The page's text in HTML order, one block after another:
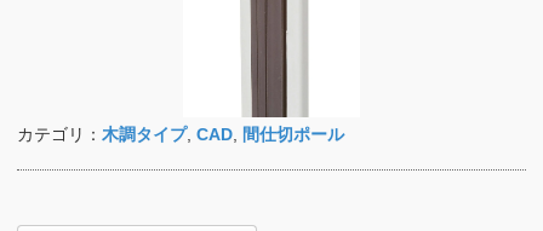
カテゴリ： 木調タイプ, CAD 間仕切ポール